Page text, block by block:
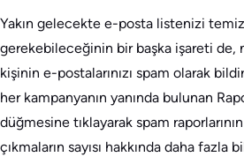
Yakın gelecekte e-posta listenizi
gerekebileceğinin bir başka işareti de,
kişinin e-postalarınızı spam olarak
her kampanyanın yanında bulunan
düğmesine tıklayarak spam
çıkmaların sayısı hakkında daha fazla